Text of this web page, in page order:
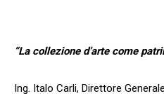
“La collezione d’arte come
Ing. Italo Carli, Direttore